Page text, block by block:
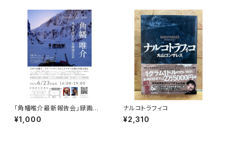
「角幡唯介最新報告会」録画視
聴権
¥1,000
ナルコトラフィコ
¥2,310